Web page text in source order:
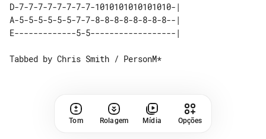
D-7-7-7-7-7-7-7-7-1010101010101010-|
A-5-5-5-5-5-5-7-7-8-8-8-8-8-8-8-8--|
Tom Rolagem Mídia Opções